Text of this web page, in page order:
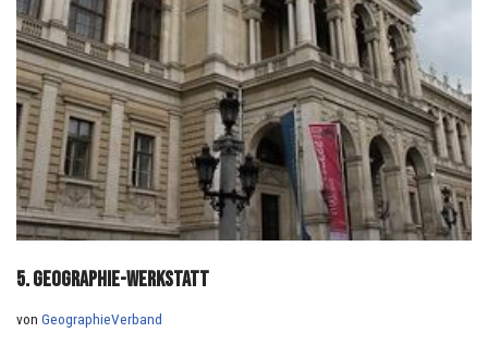
5. Geographie-Werkstatt
von GeographieVerband